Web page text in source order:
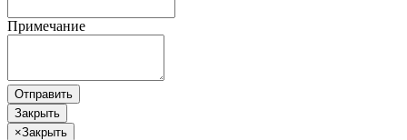
Примечание
Отправить
Закрыть
×Закрыть